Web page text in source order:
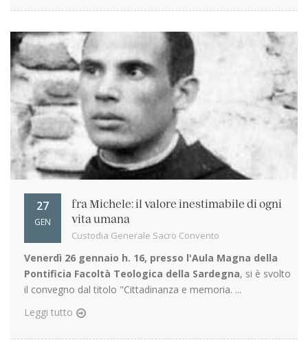
27
GEN
fra Michele: il valore inestimabile di ogni
vita umana
Custodia Generale Sacro Convento
Venerdì 26 gennaio h. 16, presso l'Aula Magna della
Pontificia Facoltà Teologica della Sardegna, si è svolto
il convegno dal titolo "Cittadinanza e memoria. ...
Leggi tutto